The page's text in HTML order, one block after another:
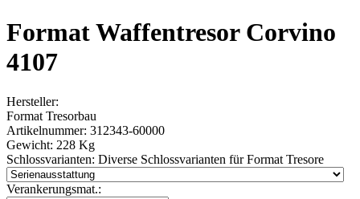
Format Waffentresor Corvino
4107
Hersteller:
Format Tresorbau
Artikelnummer: 312343-60000
Gewicht: 228 Kg
Schlossvarianten: Diverse Schlossvarianten für Format Tresore
Verankerungsmat.: